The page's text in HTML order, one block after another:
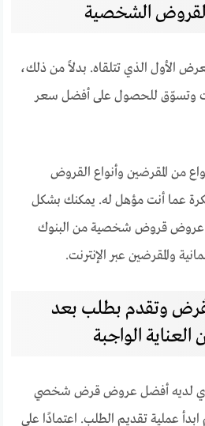
الشخصية
الأول الذي تتلقاه. بدلاً من ذلك،
وتسوّق للحصول على أفضل سعر
من المقرضين وأنواع القروض
عما أنت مؤهل له. يمكنك بشكل
عروض قروض شخصية من البنوك
والمقرضين عبر الإنترنت.
وتقدم بطلب بعد
العناية الواجبة
لديه أفضل عروض قرض شخصي
عملية تقديم الطلب. اعتمادًا على